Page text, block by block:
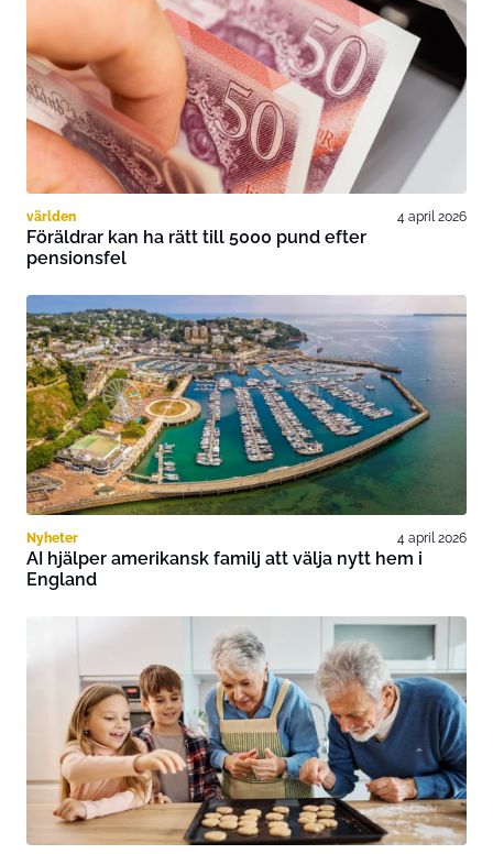
världen 4 april 2026
Föräldrar kan ha rätt till 5000 pund efter
pensionsfel
Nyheter 4 april 2026
AI hjälper amerikansk familj att välja nytt hem i
England